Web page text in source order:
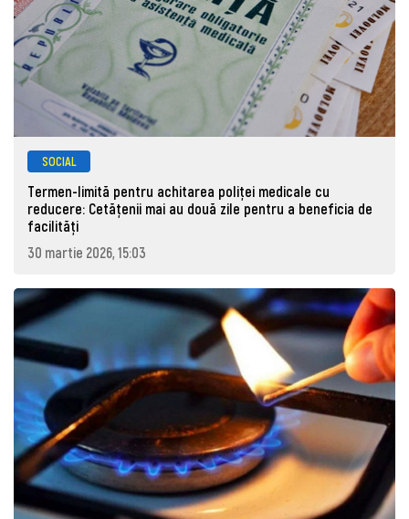
SOCIAL
Termen-limită pentru achitarea poliței medicale cu
reducere: Cetățenii mai au două zile pentru a beneficia de
facilități
30 martie 2026, 15:03